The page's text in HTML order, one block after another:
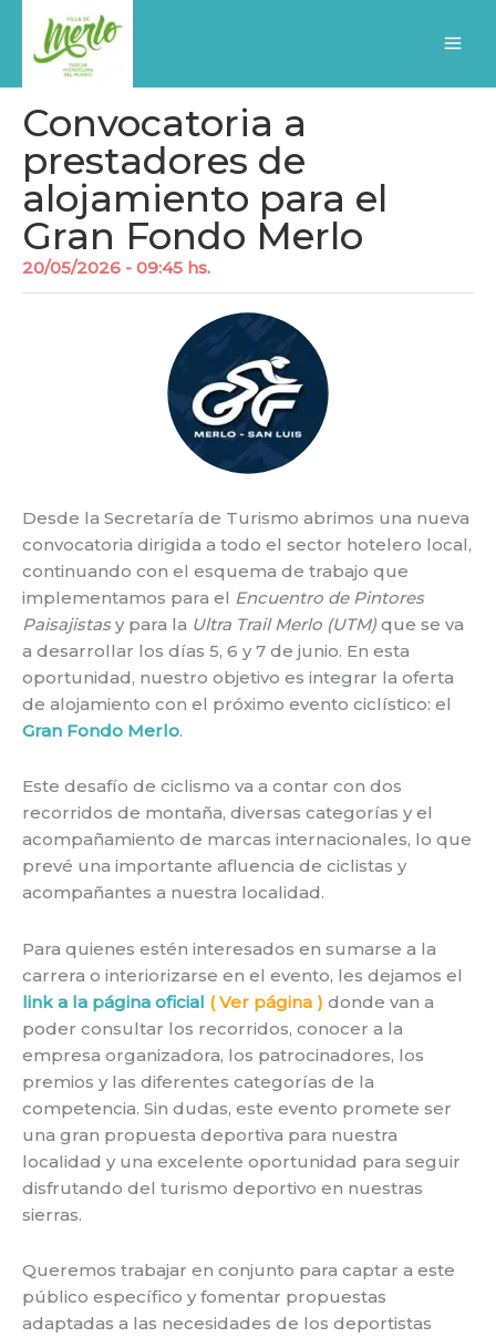
contenido
Convocatoria a
prestadores de
alojamiento para el
Gran Fondo Merlo
20/05/2026 - 09:45 hs.
Desde la Secretaría de Turismo abrimos una nueva
convocatoria dirigida a todo el sector hotelero local,
continuando con el esquema de trabajo que
implementamos para el Encuentro de Pintores
Paisajistasy para la Ultra Trail Merlo (UTM) que se va
a desarrollar los días 5, 6 y 7 de junio. En esta
oportunidad, nuestro objetivo es integrar la oferta
de alojamiento con el próximo evento ciclístico: el
Gran Fondo Merlo.
Este desafío de ciclismo va a contar con dos
recorridos de montaña, diversas categorías y el
acompañamiento de marcas internacionales, lo que
prevé una importante afluencia de ciclistas y
acompañantes a nuestra localidad.
Para quienes estén interesados en sumarse a la
carrera o interiorizarse en el evento, les dejamos el
link a la página oficial ( Ver página ) donde van a
poder consultar los recorridos, conocer a la
empresa organizadora, los patrocinadores, los
premios y las diferentes categorías de la
competencia. Sin dudas, este evento promete ser
una gran propuesta deportiva para nuestra
localidad y una excelente oportunidad para seguir
disfrutando del turismo deportivo en nuestras
sierras.
Queremos trabajar en conjunto para captar a este
público específico y fomentar propuestas
adaptadas a las necesidades de los deportistas